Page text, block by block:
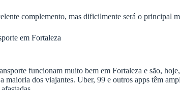
complemento, mas dificilmente será o principal
em Fortaleza
funcionam muito bem em Fortaleza e são,
maioria dos viajantes. Uber, 99 e outros apps têm